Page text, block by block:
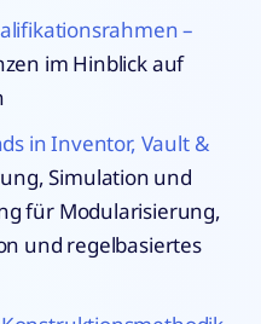
–
im Hinblick auf
in Inventor, Vault &
Simulation und
für Modularisierung,
und regelbasiertes